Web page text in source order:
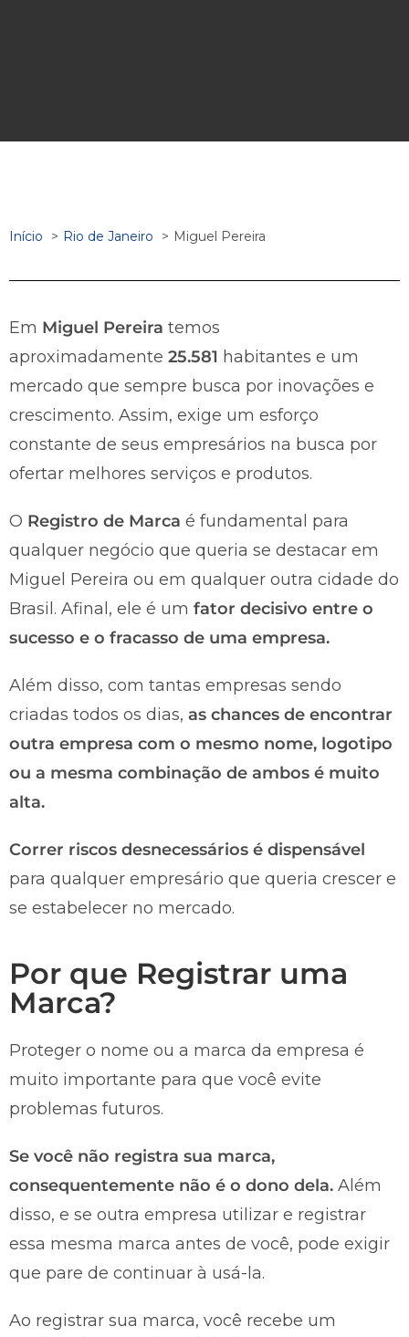
Início Rio de Janeiro Miguel Pereira
Em Miguel Pereira temos
aproximadamente 25.581 habitantes e um
mercado que sempre busca por inovações e
crescimento. Assim, exige um esforço
constante de seus empresários na busca por
ofertar melhores serviços e produtos.
O Registro de Marca é fundamental para
qualquer negócio que queria se destacar em
Miguel Pereira ou em qualquer outra cidade do
Brasil. Afinal, ele é um fator decisivo entre o
sucesso e o fracasso de uma empresa.
Além disso, com tantas empresas sendo
criadas todos os dias, as chances de encontrar
outra empresa com o mesmo nome, logotipo
ou a mesma combinação de ambos é muito
alta.
Correr riscos desnecessários é dispensável
para qualquer empresário que queria crescer e
se estabelecer no mercado.
Por que Registrar uma
Marca?
Proteger o nome ou a marca da empresa é
muito importante para que você evite
problemas futuros.
Se você não registra sua marca,
consequentemente não é o dono dela. Além
disso, e se outra empresa utilizar e registrar
essa mesma marca antes de você, pode exigir
que pare de continuar à usá-la.
Ao registrar sua marca, você recebe um